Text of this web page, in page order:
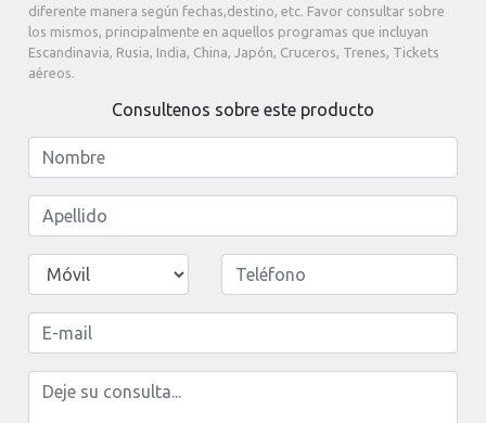
diferente manera según fechas,destino, etc. Favor consultar sobre
los mismos, principalmente en aquellos programas que incluyan
Escandinavia, Rusia, India, China, Japón, Cruceros, Trenes, Tickets
aéreos.
Consultenos sobre este producto